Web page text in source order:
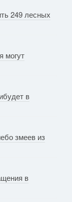
249 лесных
могут
в
змеев из
в